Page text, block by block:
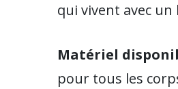
qui vivent avec un
Matériel
pour tous les